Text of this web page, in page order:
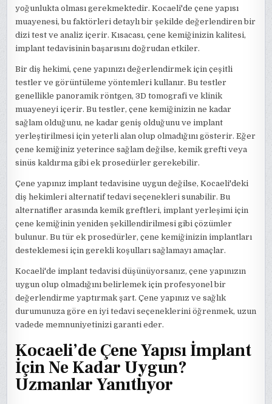
yoğunlukta olması gerekmektedir. Kocaeli'de çene yapısı
muayenesi, bu faktörleri detaylı bir şekilde değerlendiren bir
dizi test ve analiz içerir. Kısacası, çene kemiğinizin kalitesi,
implant tedavisinin başarısını doğrudan etkiler.
Bir diş hekimi, çene yapınızı değerlendirmek için çeşitli
testler ve görüntüleme yöntemleri kullanır. Bu testler
genellikle panoramik röntgen, 3D tomografi ve klinik
muayeneyi içerir. Bu testler, çene kemiğinizin ne kadar
sağlam olduğunu, ne kadar geniş olduğunu ve implant
yerleştirilmesi için yeterli alan olup olmadığını gösterir. Eğer
çene kemiğiniz yeterince sağlam değilse, kemik grefti veya
sinüs kaldırma gibi ek prosedürler gerekebilir.
Çene yapınız implant tedavisine uygun değilse, Kocaeli'deki
diş hekimleri alternatif tedavi seçenekleri sunabilir. Bu
alternatifler arasında kemik greftleri, implant yerleşimi için
çene kemiğinin yeniden şekillendirilmesi gibi çözümler
bulunur. Bu tür ek prosedürler, çene kemiğinizin implantları
desteklemesi için gerekli koşulları sağlamayı amaçlar.
Kocaeli'de implant tedavisi düşünüyorsanız, çene yapınızın
uygun olup olmadığını belirlemek için profesyonel bir
değerlendirme yaptırmak şart. Çene yapınız ve sağlık
durumunuza göre en iyi tedavi seçeneklerini öğrenmek, uzun
vadede memnuniyetinizi garanti eder.
Kocaeli’de Çene Yapısı İmplant
İçin Ne Kadar Uygun?
Uzmanlar Yanıtlıyor